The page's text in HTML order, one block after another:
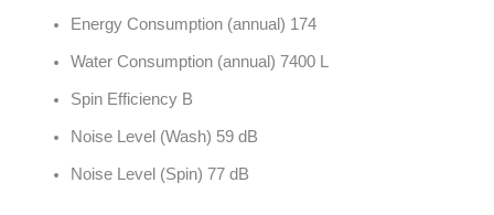
Energy Consumption (annual) 174
Water Consumption (annual) 7400 L
Spin Efficiency B
Noise Level (Wash) 59 dB
Noise Level (Spin) 77 dB